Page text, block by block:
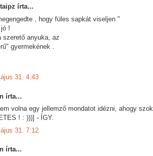
írta...
, hogy füles sapkát viseljen "
!
szerető anyuka, az
gyermekének .
31. 4:43
írta...
volna egy jellemző mondatot idézni, ahogy
! : )))] - ÍGY.
31. 7:12
írta...